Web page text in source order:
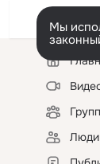
Мы
Левая
колонка
Люди